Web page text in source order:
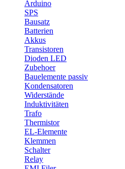
Arduino
SPS
Bausatz
Batterien
Akkus
Transistoren
Dioden LED
Zubehoer
Bauelemente passiv
Kondensatoren
Widerstände
Induktivitäten
Trafo
Thermistor
EL-Elemente
Klemmen
Schalter
Relay